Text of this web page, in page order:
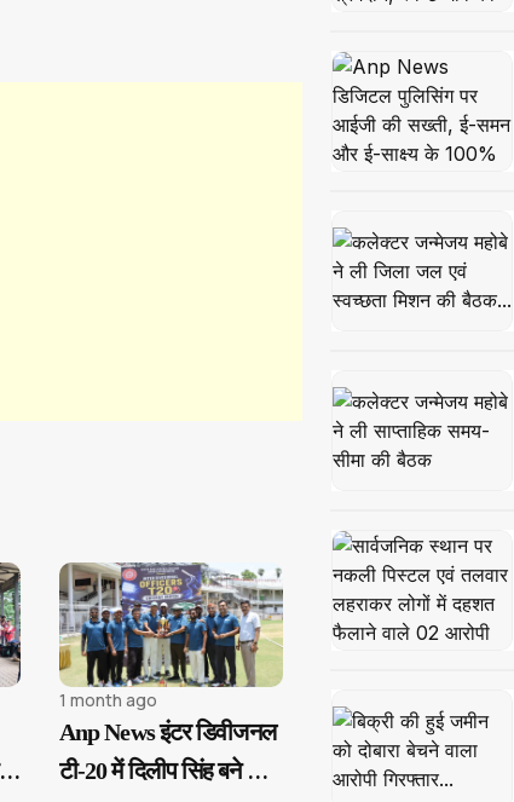
1 month ago
Anp News इंटर डिवीजनल
टी-20 में दिलीप सिंह बने जीत